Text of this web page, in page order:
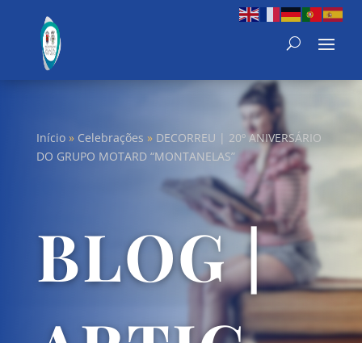
Início» Celebrações » DECORREU | 20º ANIVERSÁRIO
DO GRUPO MOTARD “MONTANELAS”
BLOG |